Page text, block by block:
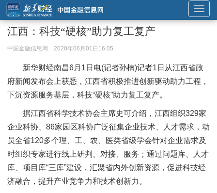
展
开
导
航
江西：科技“硬核”助力复工复产
中国金融信息网 2020年06月01日16:05
新华财经南昌6月1日电(记者孙楠)记者1日从江西省政
府新闻发布会上获悉，江西省积极推进创新驱动助力工程，
下沉资源服务基层，科技“硬核”助力复工复产。
据江西省科学技术协会主席史可介绍，江西组织329家
企业科协、86家园区科协广泛征集企业技术、人才需求，动
员全省120多个理、工、农、医类省级学会针对企业需求及
时组织专家进行线上研判、对接、服务；通过问题库、人才
库、项目库“三库”建设，汇聚省内外创新资源，促进科技经
济融合，提升产业竞争力和技术创新力。